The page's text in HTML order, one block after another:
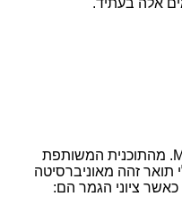
אלה בעתיד.
יתקבלו לתוכנית בעלי תואר M.A. מהתוכנית המשותפת
תואר זהה מאוניברסיטה
ציוני הגמר הם: